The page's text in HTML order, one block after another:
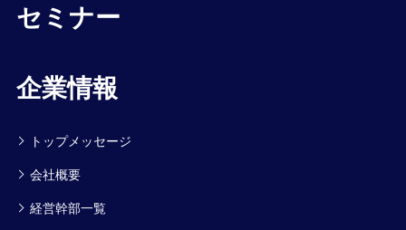
セミナー
企業情報
トップメッセージ
会社概要
経営幹部一覧